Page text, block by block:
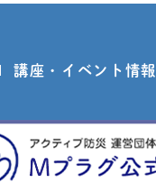
講座・イベント情報